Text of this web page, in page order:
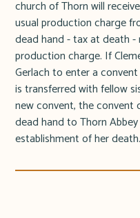
church of Thorn will
usual production charge
dead hand - tax at death
production charge. If
Gerlach to enter a
is transferred with fellow
new convent, the convent
dead hand to Thorn
establishment of her death.